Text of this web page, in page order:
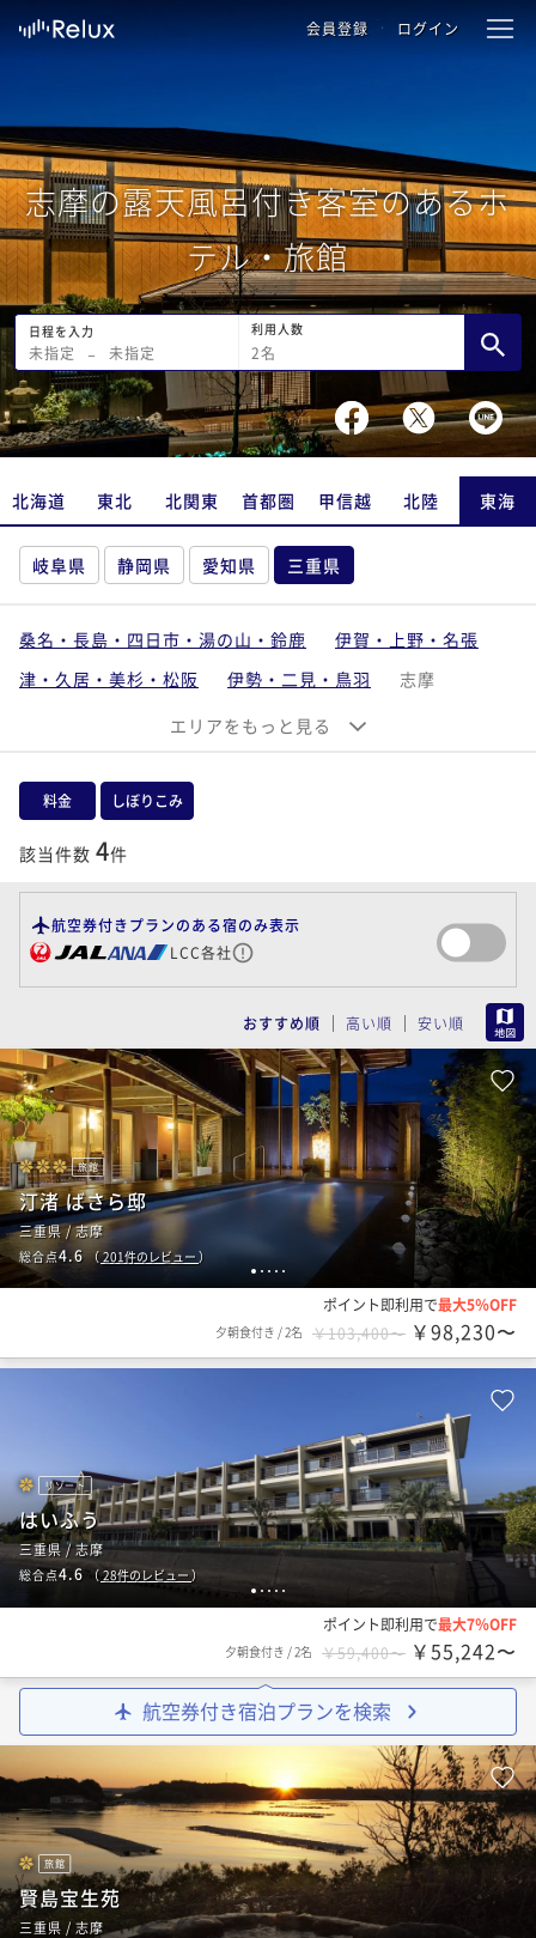
会員登録 ログイン
志摩の露天風呂付き客室のあるホ
テル・旅館
日程を入力
未指定 − 未指定
利用人数
2名
北海道 東北 北関東 首都圏 甲信越 北陸 東海
岐阜県 静岡県 愛知県 三重県
桑名・長島・四日市・湯の山・鈴鹿
伊賀・上野・名張
津・久居・美杉・松阪
伊勢・二見・鳥羽
志摩
エリアをもっと見る
料金 しぼりこみ
該当件数 4件
航空券付きプランのある宿のみ表示
LCC各社
おすすめ順 高い順 安い順
1 2 3 4 5
旅館
汀渚 ばさら邸
三重県 / 志摩
総合点4.6（201件のレビュー）
ポイント即利用で最大5％OFF
夕朝食付き /2名 ￥103,400〜 ￥98,230〜
1 2 34 5
リゾート
はいふう
三重県 / 志摩
総合点4.6 （28件のレビュー）
ポイント即利用で最大7％OFF
夕朝食付き /2名 ￥59,400〜 ￥55,242〜
航空券付き宿泊プランを検索
旅館
賢島宝生苑
三重県 / 志摩